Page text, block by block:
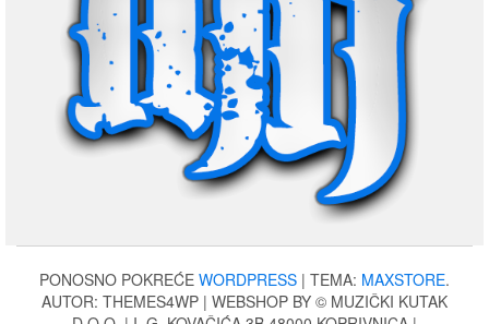
PONOSNO POKREĆE WORDPRESS | TEMA: MAXSTORE.
AUTOR: THEMES4WP | WEBSHOP BY © MUZIČKI KUTAK